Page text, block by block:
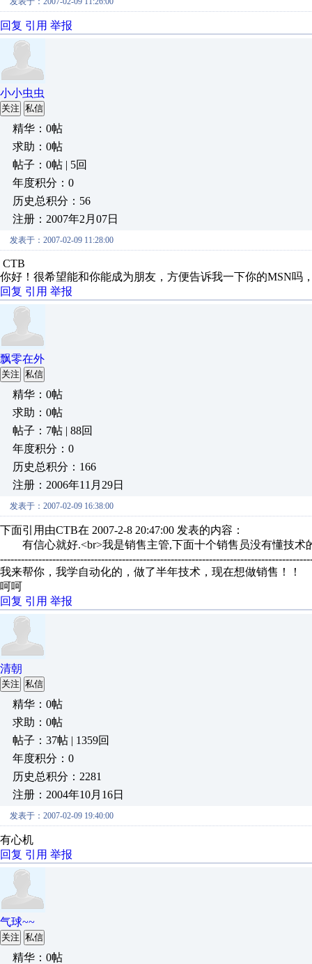
回复 引用 举报
小小虫虫
关注 私信
精华：0帖
求助：0帖
帖子：0帖 | 5回
年度积分：0
历史总积分：56
注册：2007年2月07日
发表于：2007-02-09 11:28:00
CTB
你好！很希望能和你能成为朋友，方便告诉我一下你的MSN吗
回复 引用 举报
飘零在外
关注 私信
精华：0帖
求助：0帖
帖子：7帖 | 88回
年度积分：0
历史总积分：166
注册：2006年11月29日
发表于：2007-02-09 16:38:00
下面引用由CTB在 2007-2-8 20:47:00 发表的内容：
有信心就好.<br>我是销售主管,下面十个销售员没有懂技术
我来帮你，我学自动化的，做了半年技术，现在想做销售！！
呵呵
回复 引用 举报
清朝
关注 私信
精华：0帖
求助：0帖
帖子：37帖 | 1359回
年度积分：0
历史总积分：2281
注册：2004年10月16日
发表于：2007-02-09 19:40:00
有心机
回复 引用 举报
气球~~
关注 私信
精华：0帖